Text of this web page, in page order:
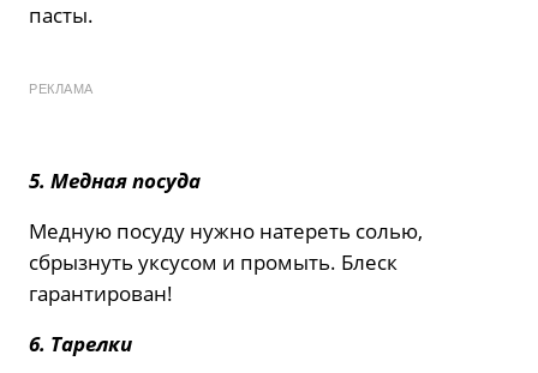
пасты.
РЕКЛАМА
5. Медная посуда
Медную посуду нужно натереть солью,
сбрызнуть уксусом и промыть. Блеск
гарантирован!
6. Тарелки